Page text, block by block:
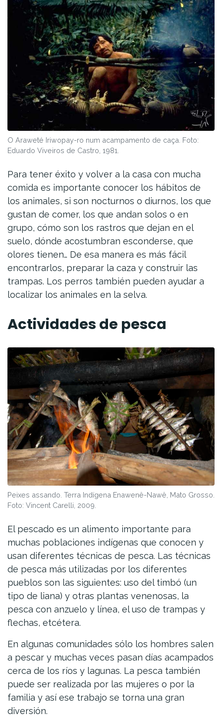
O Araweté Iriwopay-ro num acampamento de caça. Foto:
Eduardo Viveiros de Castro, 1981.
Para tener éxito y volver a la casa con mucha
comida es importante conocer los hábitos de
los animales, si son nocturnos o diurnos, los que
gustan de comer, los que andan solos o en
grupo, cómo son los rastros que dejan en el
suelo, dónde acostumbran esconderse, que
olores tienen… De esa manera es más fácil
encontrarlos, preparar la caza y construir las
trampas. Los perros también pueden ayudar a
localizar los animales en la selva.
Actividades de pesca
Peixes assando. Terra Indígena Enawenê-Nawê, Mato Grosso.
Foto: Vincent Carelli, 2009.
El pescado es un alimento importante para
muchas poblaciones indígenas que conocen y
usan diferentes técnicas de pesca. Las técnicas
de pesca más utilizadas por los diferentes
pueblos son las siguientes: uso del timbó (un
tipo de liana) y otras plantas venenosas, la
pesca con anzuelo y línea, el uso de trampas y
flechas, etcétera.
En algunas comunidades sólo los hombres salen
a pescar y muchas veces pasan días acampados
cerca de los ríos y lagunas. La pesca también
puede ser realizada por las mujeres o por la
familia y así ese trabajo se torna una gran
diversión.